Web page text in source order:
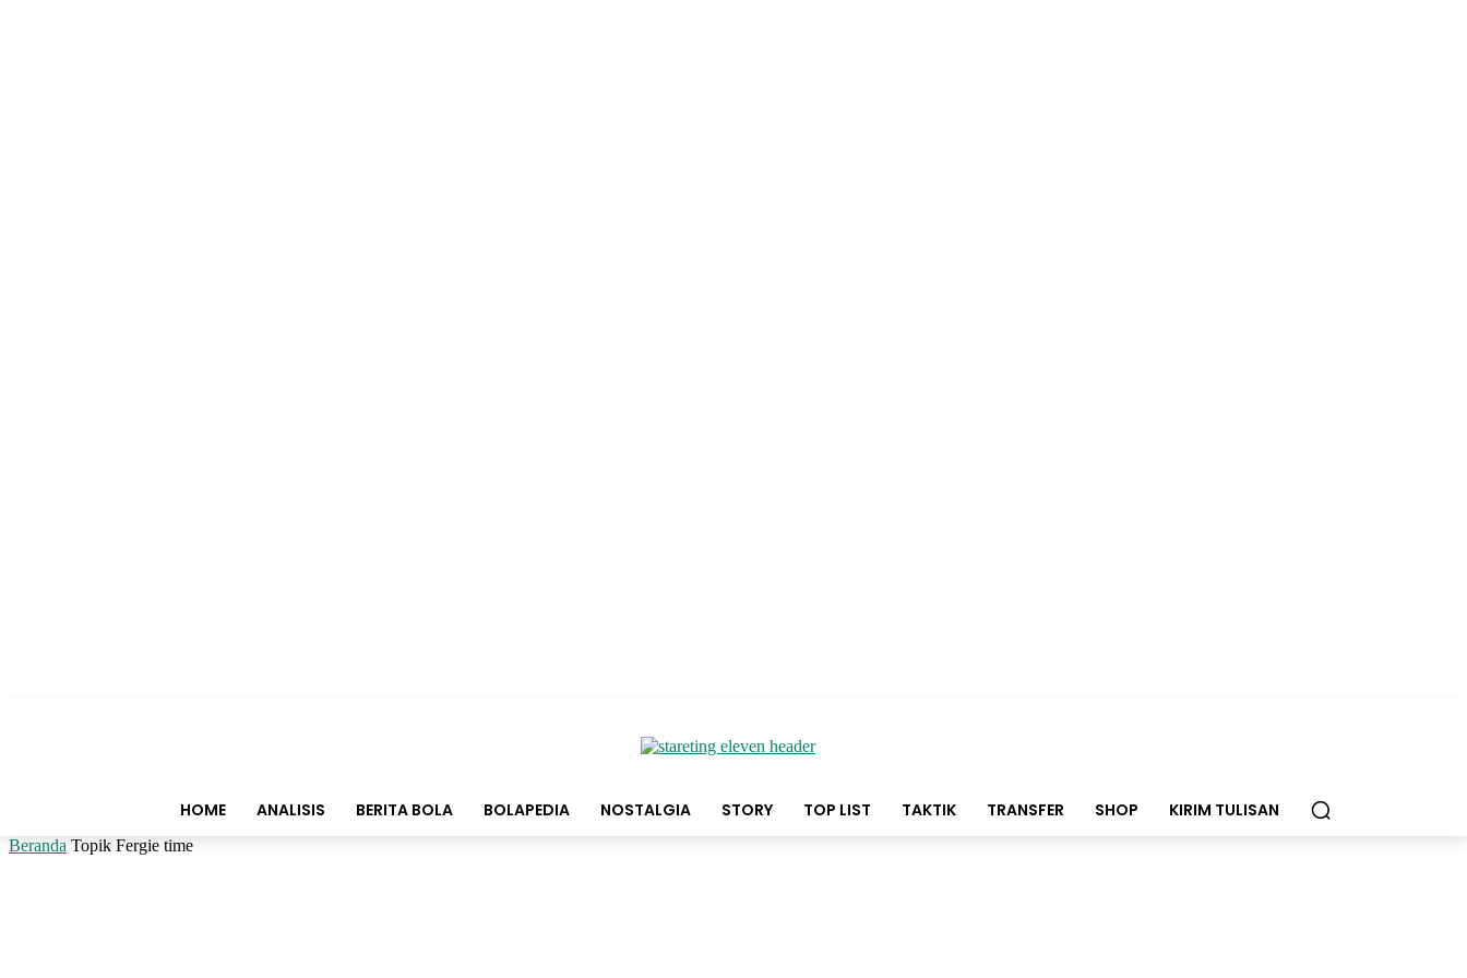
HOME ANALISIS BERITA BOLA BOLAPEDIA NOSTALGIA STORY TOP LIST TAKTIK TRANSFER SHOP KIRIM TULISAN
Beranda Topik Fergie time